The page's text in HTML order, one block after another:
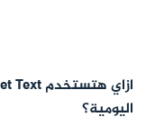
اليومية؟